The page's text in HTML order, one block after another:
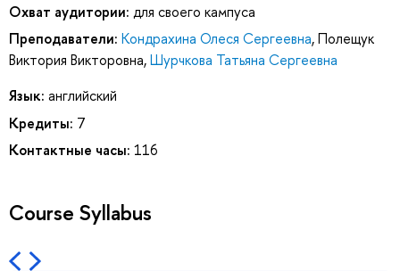
Охват аудитории: для своего кампуса
Преподаватели: Кондрахина Олеся Сергеевна,Полещук
Виктория Викторовна,Шурчкова Татьяна Сергеевна
Язык: английский
Кредиты: 7
Контактные часы: 116
Course Syllabus